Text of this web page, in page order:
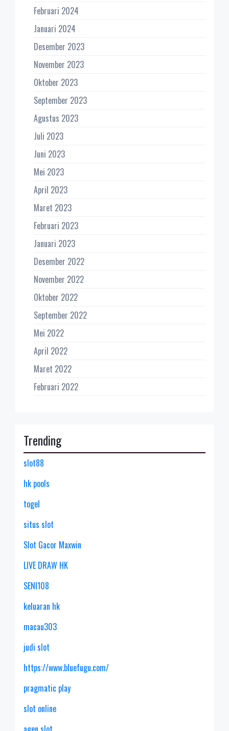
Februari 2024
Januari 2024
Desember 2023
November 2023
Oktober 2023
September 2023
Agustus 2023
Juli 2023
Juni 2023
Mei 2023
April 2023
Maret 2023
Februari 2023
Januari 2023
Desember 2022
November 2022
Oktober 2022
September 2022
Mei 2022
April 2022
Maret 2022
Februari 2022
Trending
slot88
hk pools
togel
situs slot
Slot Gacor Maxwin
LIVE DRAW HK
SENI108
keluaran hk
macau303
judi slot
https://www.bluefugu.com/
pragmatic play
slot online